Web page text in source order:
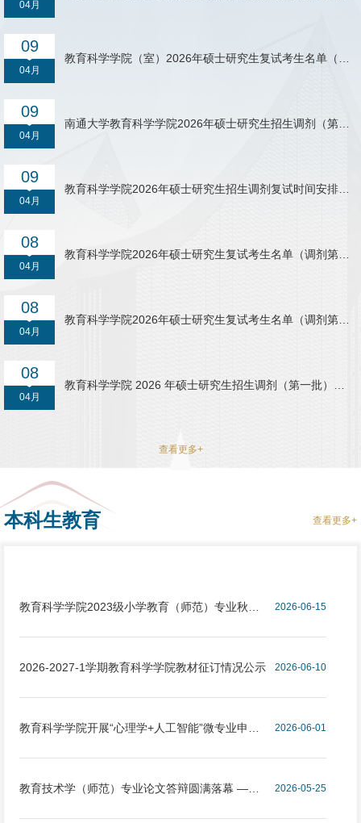
查看更多+
04月
09
04月
教育科学学院（室）2026年硕士研究生复试考生名单（调
09
04月
南通大学教育科学学院2026年硕士研究生招生调剂（第二
09
04月
教育科学学院2026年硕士研究生招生调剂复试时间安排表
08
04月
教育科学学院2026年硕士研究生复试考生名单（调剂第一
08
04月
教育科学学院2026年硕士研究生复试考生名单（调剂第一
08
04月
教育科学学院 2026 年硕士研究生招生调剂（第一批）复
本科生教育 查看更多+
教育科学学院2023级小学教育（师范）专业秋季
实习动员会顺利召开
2026-06-15
2026-2027-1学期教育科学学院教材征订情况公示 2026-06-10
教育科学学院开展“心理学+人工智能”微专业申报
论证会
2026-06-01
教育技术学（师范）专业论文答辩圆满落幕 ——
学海深耕终答卷，韶华逐梦启新程
2026-05-25